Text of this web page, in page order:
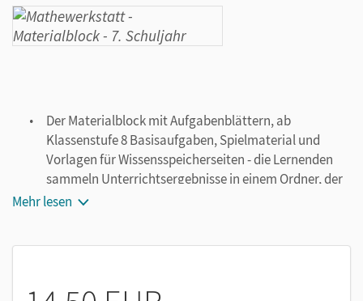
Der Materialblock mit Aufgabenblättern, ab
Klassenstufe 8 Basisaufgaben, Spielmaterial und
Vorlagen für Wissensspeicherseiten - die Lernenden
sammeln Unterrichtsergebnisse in einem Ordner, der
über die Jahre mitwächst.
Mehr lesen